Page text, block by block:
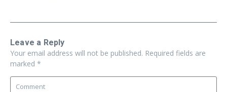
Leave a Reply
Your email address will not be published. Required fields are
marked *